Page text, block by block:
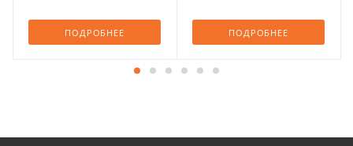
ПОДРОБНЕЕ ПОДРОБНЕЕ